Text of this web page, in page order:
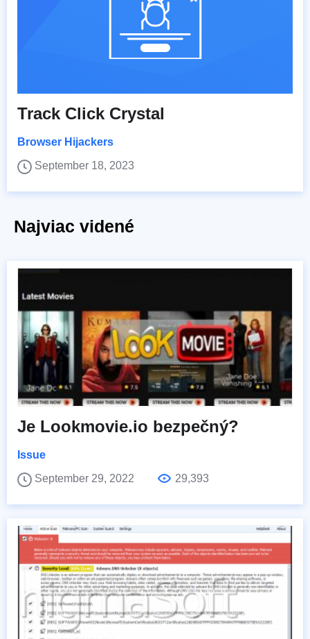
Track Click Crystal
Browser Hijackers
September 18, 2023
Najviac videné
Je Lookmovie.io bezpečný?
Issue
September 29, 2022
29,393